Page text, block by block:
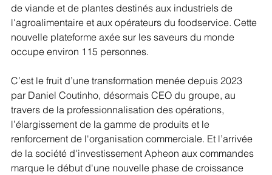
de viande et de plantes destinés aux industriels de
l'agroalimentaire et aux opérateurs du foodservice. Cette
nouvelle plateforme axée sur les saveurs du monde
occupe environ 115 personnes.
C’est le fruit d’une transformation menée depuis 2023
par Daniel Coutinho, désormais CEO du groupe, au
travers de la professionnalisation des opérations,
l’élargissement de la gamme de produits et le
renforcement de l'organisation commerciale. Et l’arrivée
de la société d'investissement Apheon aux commandes
marque le début d'une nouvelle phase de croissance